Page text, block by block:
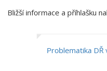
Bližší informace a příhlašku
Problematika DŘ